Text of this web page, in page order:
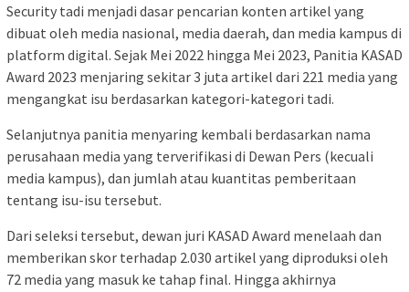
Security tadi menjadi dasar pencarian konten artikel yang
dibuat oleh media nasional, media daerah, dan media kampus di
platform digital. Sejak Mei 2022 hingga Mei 2023, Panitia KASAD
Award 2023 menjaring sekitar 3 juta artikel dari 221 media yang
mengangkat isu berdasarkan kategori-kategori tadi.
Selanjutnya panitia menyaring kembali berdasarkan nama
perusahaan media yang terverifikasi di Dewan Pers (kecuali
media kampus), dan jumlah atau kuantitas pemberitaan
tentang isu-isu tersebut.
Dari seleksi tersebut, dewan juri KASAD Award menelaah dan
memberikan skor terhadap 2.030 artikel yang diproduksi oleh
72 media yang masuk ke tahap final. Hingga akhirnya